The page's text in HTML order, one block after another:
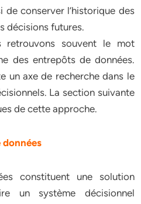
de conserver l’historique des
décisions futures.
retrouvons souvent le mot
des entrepôts de données.
un axe de recherche dans le
La section suivante
de cette approche.
données
constituent une solution
un système décisionnel